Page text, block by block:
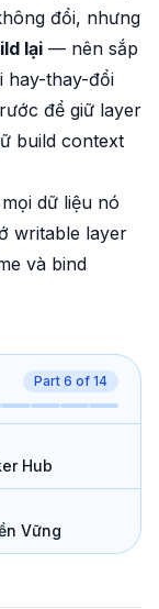
đổi, nhưng
lại — nên sắp
hay-thay-đổi
để giữ layer
build context
dữ liệu nó
writable layer
và bind
Part 6 of 14
Hub
Vững